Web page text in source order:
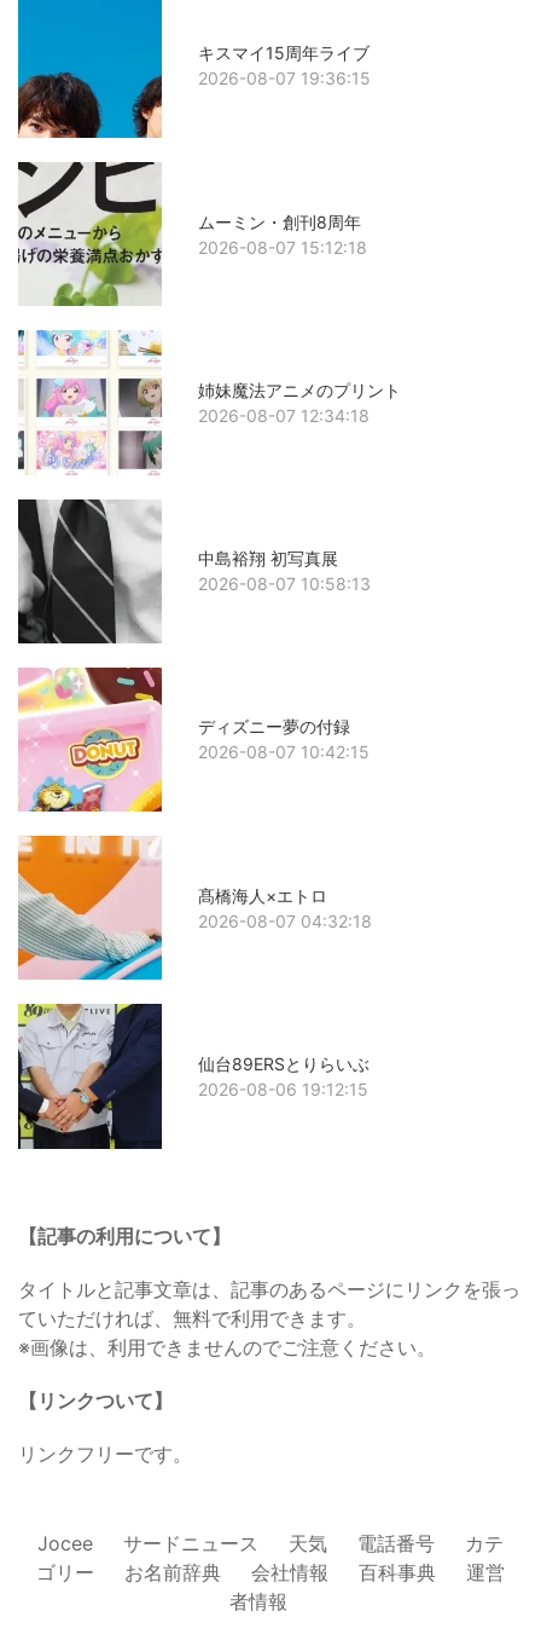
キスマイ15周年ライブ
2026-08-07 19:36:15
ムーミン・創刊8周年
2026-08-07 15:12:18
姉妹魔法アニメのプリント
2026-08-07 12:34:18
中島裕翔 初写真展
2026-08-07 10:58:13
ディズニー夢の付録
2026-08-07 10:42:15
髙橋海人×エトロ
2026-08-07 04:32:18
仙台89ERSとりらいぶ
2026-08-06 19:12:15
【記事の利用について】
タイトルと記事文章は、記事のあるページにリンクを張っ
ていただければ、無料で利用できます。
※画像は、利用できませんのでご注意ください。
【リンクついて】
リンクフリーです。
Jocee サードニュース 天気 電話番号
カテ
ゴリー
お名前辞典 会社情報 百科事典
運営
者情報